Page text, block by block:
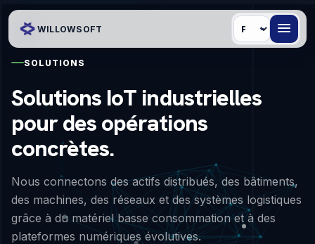
WILLOWSOFT Langue
SOLUTIONS
Solutions IoT industrielles
pour des opérations
concrètes.
Nous connectons des actifs distribués, des bâtiments,
des machines, des réseaux et des systèmes logistiques
grâce à du matériel basse consommation et à des
plateformes numériques évolutives.